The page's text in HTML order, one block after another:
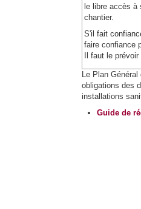
le libre accès à
chantier.
S'il fait
faire confiance
Il faut le
Le Plan
obligations des
installations
Guide de